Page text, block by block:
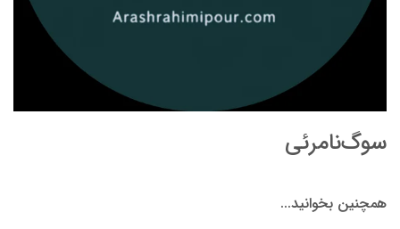
سوگ‌نامرئی
همچنین بخوانید...